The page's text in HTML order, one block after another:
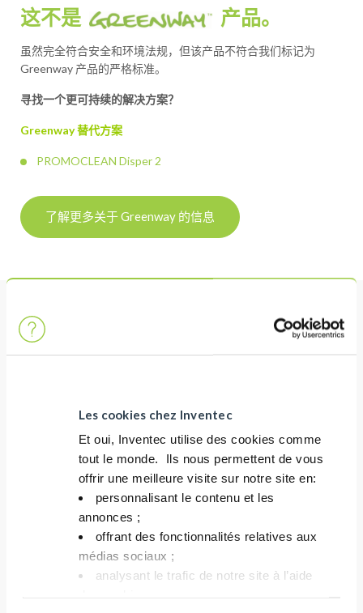
Les cookies chez Inventec
Et oui, Inventec utilise des cookies comme
tout le monde. ​ Ils nous permettent de vous
offrir une meilleure visite sur notre site en:​
personnalisant le contenu et les
annonces ;​
offrant des fonctionnalités relatives aux
médias sociaux ; ​
analysant le trafic de notre site à l’aide
这不是 产品。
虽然完全符合安全和环境法规，但该产品不符合我们标记为
Greenway 产品的严格标准。
寻找一个更可持续的解决方案？
Greenway 替代方案
PROMOCLEAN Disper 2
了解更多关于 Greenway 的信息
性能
即使在低浓度的情况下，也有很高的清洗能力
使用寿命长
用途广泛：可用于生产和维护